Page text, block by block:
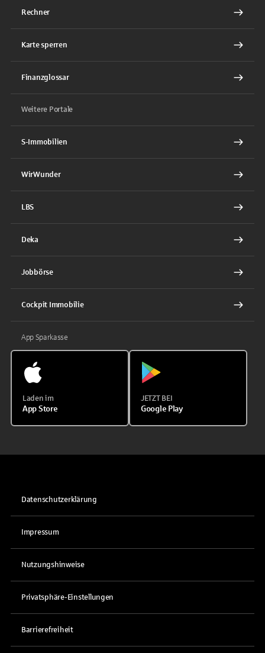
Rechner
Karte sperren
Finanzglossar
Weitere Portale
S-Immobilien
WirWunder
LBS
Deka
Jobbörse
Cockpit Immobilie
App Sparkasse
Laden im
App Store
JETZT BEI
Google Play
Datenschutzerklärung
Impressum
Nutzungshinweise
Privatsphäre-Einstellungen
Barrierefreiheit